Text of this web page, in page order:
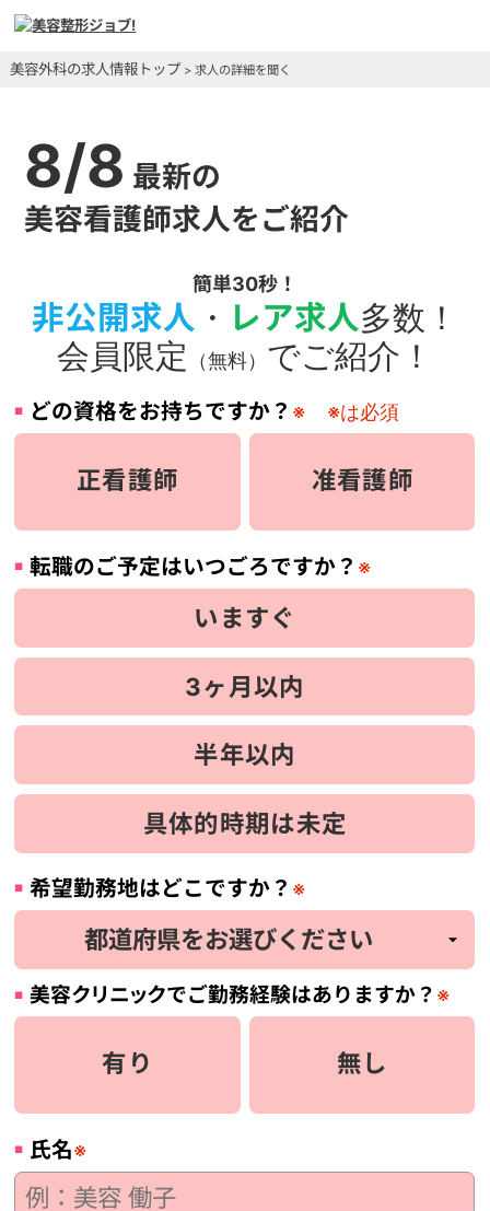
美容外科の求人情報トップ > 求人の詳細を聞く
8/8 最新の
美容看護師求人をご紹介
簡単30秒！
非公開求人 ・ レア求人多数！
会員限定
（無料） でご紹介！
どの資格をお持ちですか？ ※ ※は必須
正看護師 准看護師
転職のご予定はいつごろですか？ ※
いますぐ
3ヶ月以内
半年以内
具体的時期は未定
希望勤務地はどこですか？ ※
美容クリニックでご勤務経験はありますか？ ※
有り 無し
氏名※